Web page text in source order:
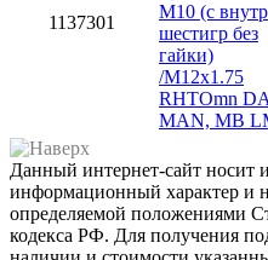
1137301
M10 (с внутр
шестигр без
гайки)
/M12x1.75
RHTOmn
MAN, MB
Данный интернет-сайт носит
информационный характер и
определяемой положениями
кодекса РФ. Для получения